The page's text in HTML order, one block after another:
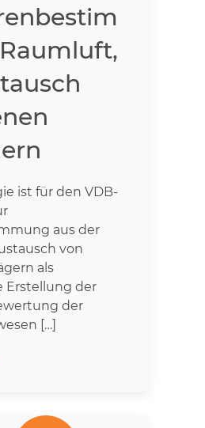
ist für den VDB-
aus der
von
als
Erstellung der
der
[…]